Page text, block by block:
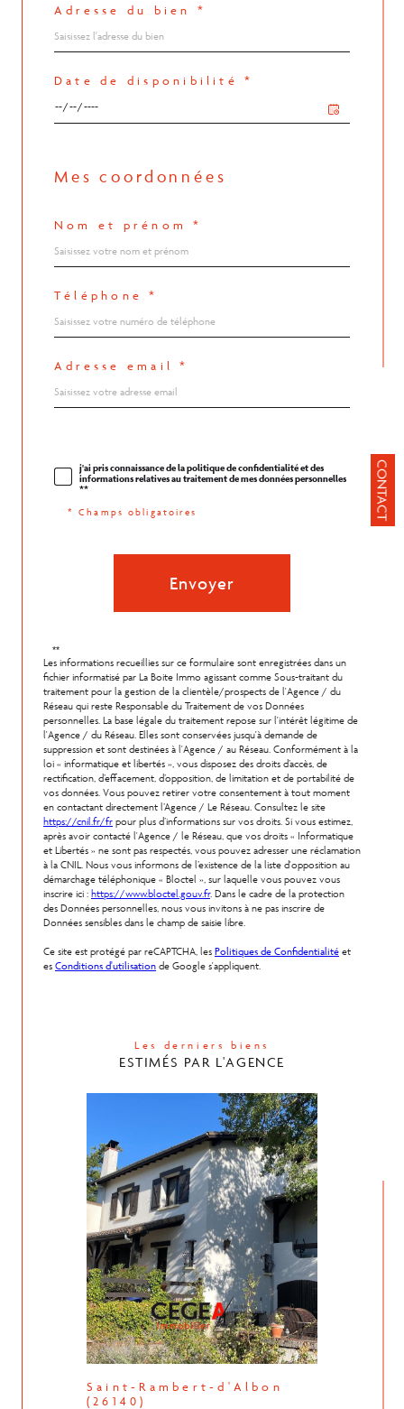
CONTACT
Adresse du bien *
Date de disponibilité *
Mes coordonnées
Nom et prénom *
Téléphone *
Adresse email *
j'ai pris connaissance de la politique de confidentialité et des
informations relatives au traitement de mes données personnelles
**
* Champs obligatoires
Envoyer
**
Les informations recueillies sur ce formulaire sont enregistrées dans un
fichier informatisé par La Boite Immo agissant comme Sous-traitant du
traitement pour la gestion de la clientèle/prospects de l'Agence / du
Réseau qui reste Responsable du Traitement de vos Données
personnelles. La base légale du traitement repose sur l'intérêt légitime de
l'Agence / du Réseau. Elles sont conservées jusqu'à demande de
suppression et sont destinées à l'Agence / au Réseau. Conformément à la
loi « informatique et libertés », vous disposez des droits d’accès, de
rectification, d’effacement, d’opposition, de limitation et de portabilité de
vos données. Vous pouvez retirer votre consentement à tout moment
en contactant directement l’Agence / Le Réseau. Consultez le site
https://cnil.fr/fr pour plus d’informations sur vos droits. Si vous estimez,
après avoir contacté l'Agence / le Réseau, que vos droits « Informatique
et Libertés » ne sont pas respectés, vous pouvez adresser une réclamation
à la CNIL. Nous vous informons de l’existence de la liste d'opposition au
démarchage téléphonique « Bloctel », sur laquelle vous pouvez vous
inscrire ici : https://www.bloctel.gouv.fr. Dans le cadre de la protection
des Données personnelles, nous vous invitons à ne pas inscrire de
Données sensibles dans le champ de saisie libre.
Ce site est protégé par reCAPTCHA, les Politiques de Confidentialité et
es Conditions d'utilisation de Google s'appliquent.
Les derniers biens
ESTIMÉS PAR L'AGENCE
Saint-Rambert-d'Albon
(26140)